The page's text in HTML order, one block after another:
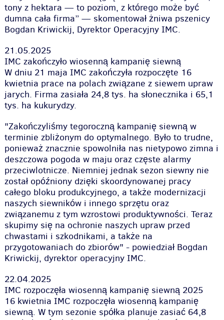
tony z hektara — to poziom, z którego może być
dumna cała firma” — skomentował żniwa pszenicy
Bogdan Kriwickij, Dyrektor Operacyjny IMC.
21.05.2025
IMC zakończyło wiosenną kampanię siewną
W dniu 21 maja IMC zakończyła rozpoczęte 16
kwietnia prace na polach związane z siewem upraw
jarych. Firma zasiała 24,8 tys. ha słonecznika i 65,1
tys. ha kukurydzy.
"Zakończyliśmy tegoroczną kampanię siewną w
terminie zbliżonym do optymalnego. Było to trudne,
ponieważ znacznie spowolniła nas nietypowo zimna i
deszczowa pogoda w maju oraz częste alarmy
przeciwlotnicze. Niemniej jednak sezon siewny nie
został opóźniony dzięki skoordynowanej pracy
całego bloku produkcyjnego, a także modernizacji
naszych siewników i innego sprzętu oraz
związanemu z tym wzrostowi produktywności. Teraz
skupimy się na ochronie naszych upraw przed
chwastami i szkodnikami, a także na
przygotowaniach do zbiorów" - powiedział Bogdan
Kriwickij, dyrektor operacyjny IMC.
22.04.2025
IMC rozpoczęła wiosenną kampanię siewną 2025
16 kwietnia IMC rozpoczęła wiosenną kampanię
siewną. W tym sezonie spółka planuje zasiać 64,8